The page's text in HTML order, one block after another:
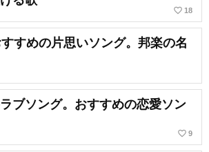
favorite_border 18
すめの片思いソング。邦楽の名
ラブソング。おすすめの恋愛ソン
favorite_border 9